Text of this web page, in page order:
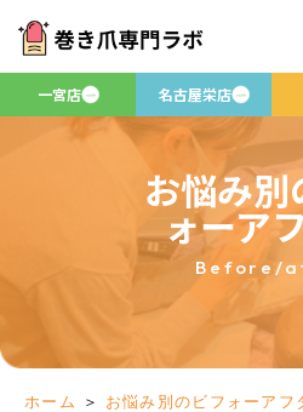
一宮店 名古屋栄店
お悩み別
ォーア
Before/
ホーム ＞ お悩み別のビフォーアフ